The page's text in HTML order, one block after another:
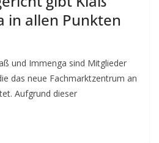
in allen Punkten
und Immenga sind Mitglieder
das neue Fachmarktzentrum an
Aufgrund dieser